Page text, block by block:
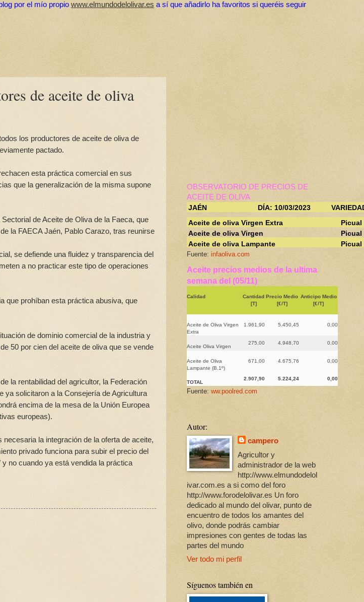
por el mío propio www.elmundodelolivar.es a sí que añadirlo ha favoritos si queréis seguir
de aceite de oliva
los productores de aceite de oliva de
pactado.
esta práctica comercial en sus
que la generalización de la misma supone
de Aceite de Oliva de la Faeca, que
la FAECA Jaén, Pablo Carazo, tras reunirse
se defiende una fluidez y transparencia del
a no practicar este tipo de operaciones
que prohíban esta práctica abusiva, que
de dominio comercial de la industria y
50 por cien del aceite de oliva que se vende
la rentabilidad del agricultor, la Federación
ya solicitaron a la Consejería de Agricultura
encima de la mesa de la Unión Europea
europeas).
la integración de la oferta de aceite,
privado funciona para subir el precio del
no cuando ya está vendida la práctica
OBSERVATORIO DE PRECIOS DE
ACEITE DE OLIVA
JAÉN
DÍA: 10/03/2023
Aceite de oliva Virgen Extra
Picual
Aceite de oliva Virgen
Picual
Aceite de oliva Lampante
Picual
Fuente: infaoliva.com
Aceite precios medios de la ultima
semana del (05/11)
Calidad
Cantidad
[T]
Precio Medio
[€/T]
Anticipo Medio
[€/T]
Aceite de Oliva Virgen
Extra
1.961,90 5.450,45 0,00
Aceite Oliva Virgen
275,00 4.948,70 0,00
Aceite de Oliva
Lampante (B.1º)
671,00 4.675,76 0,00
TOTAL
2.907,90 5.224,24 0,00
Fuente: ww.poolred.com
Autor:
campero
Agricultor y
administrador de la web
http://www.elmundodelol
ivar.com.es a si como del foro
http://www.forodelolivar.es Un foro
dedicado al mundo del olivar, punto de
encuentro de todos los amantes del
olivo, donde podrás cambiar
impresiones con gentes de todas las
partes del mundo
Ver todo mi perfil
Síguenos también en